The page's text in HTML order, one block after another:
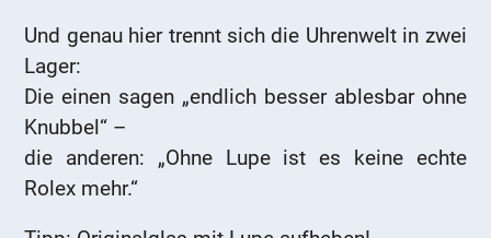
Und genau hier trennt sich die Uhrenwelt in zwei
Lager:
Die einen sagen „endlich besser ablesbar ohne
Knubbel“ –
die anderen: „Ohne Lupe ist es keine echte
Rolex mehr.“